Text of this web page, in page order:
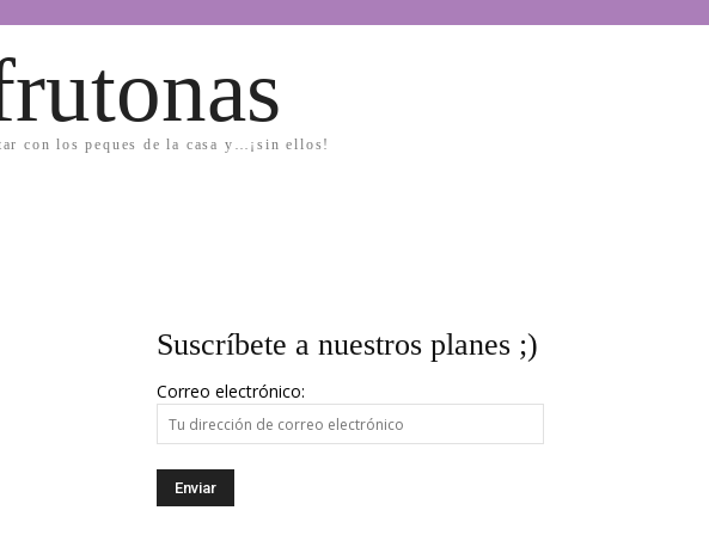
con los peques de la casa y…¡sin ellos!
Suscríbete a nuestros planes ;)
Correo electrónico: